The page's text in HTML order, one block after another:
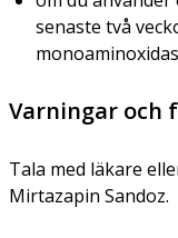
senaste två
Varningar och
Tala med läkare
Mirtazapin Sandoz.